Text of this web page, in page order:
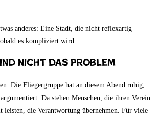
anderes: Eine Stadt, die nicht reflexartig
es kompliziert wird.
nicht das Problem
Die Fliegergruppe hat an diesem Abend ruhig,
Da stehen Menschen, die ihren Verein
leisten, die Verantwortung übernehmen. Für viele